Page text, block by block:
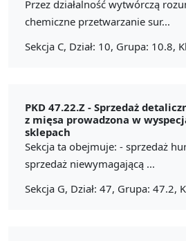
Przez działalność wytwórczą
chemiczne przetwarzanie sur...
Sekcja C, Dział: 10, Grupa: 10.8,
PKD 47.22.Z - Sprzedaż
z mięsa prowadzona w
sklepach
Sekcja ta obejmuje: - sprzedaż
sprzedaż niewymagającą ...
Sekcja G, Dział: 47, Grupa: 47.2,